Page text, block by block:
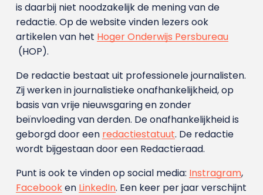
is daarbij niet noodzakelijk de mening van de
redactie. Op de website vinden lezers ook
artikelen van het Hoger Onderwijs Persbureau
(HOP).
De redactie bestaat uit professionele journalisten.
Zij werken in journalistieke onafhankelijkheid, op
basis van vrije nieuwsgaring en zonder
beïnvloeding van derden. De onafhankelijkheid is
geborgd door een redactiestatuut. De redactie
wordt bijgestaan door een Redactieraad.
Punt is ook te vinden op social media: Instragram,
Facebooken LinkedIn. Een keer per jaar verschijnt